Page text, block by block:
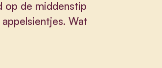
op de middenstip
Wat